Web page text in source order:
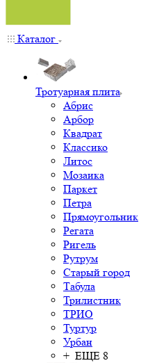
Каталог
Тротуарная плита
Абрис
Арбор
Квадрат
Классико
Литос
Мозаика
Паркет
Петра
Прямоугольник
Регата
Ригель
Рутрум
Старый город
Табула
Трилистник
ТРИО
Туртур
Урбан
+ ЕЩЕ 8